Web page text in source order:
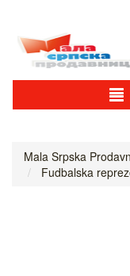
Mala Srpska
Fudbalska